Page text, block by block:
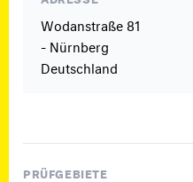
Wodanstraße 81
- Nürnberg
Deutschland
PRÜFGEBIETE